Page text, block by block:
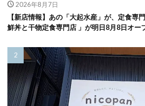
2026年8月7日
【新店情報】あの「大起水産」が、定食専
鮮丼と干物定食専門店 」が明日8月8日オ